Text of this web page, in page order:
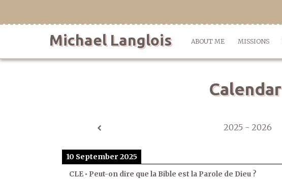
Michael Langlois ABOUT ME MISSIONS
Calendar
2025 - 2026
10 September 2025
CLE • Peut-on dire que la Bible est la Parole de Dieu ?